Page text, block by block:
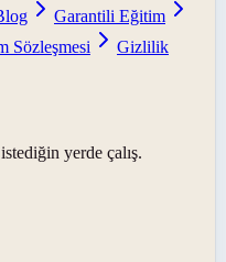
Garantili Eğitim
Sözleşmesi
Gizlilik
yerde çalış.